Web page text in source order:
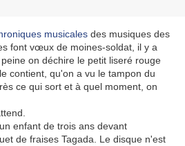
musicales des musiques des
font vœux de moines-soldat, il y a
on déchire le petit liseré rouge
contient, qu'on a vu le tampon du
ce qui sort et à quel moment, on
enfant de trois ans devant
de fraises Tagada. Le disque n'est